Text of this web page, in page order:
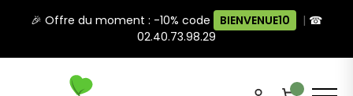
🎉 Offre du moment : -10% code BIENVENUE10 | ☎
02.40.73.98.29